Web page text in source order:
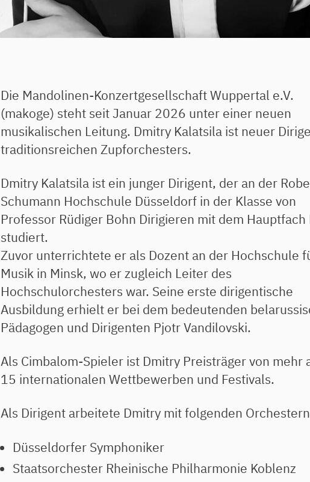
Die Mandolinen-Konzertgesellschaft Wuppertal e.V.
(makoge) steht seit Januar 2026 unter einer neuen
musikalischen Leitung. Dmitry Kalatsila ist neuer
traditionsreichen Zupforchesters.
Dmitry Kalatsila ist ein junger Dirigent, der an der
Schumann Hochschule Düsseldorf in der Klasse von
Professor Rüdiger Bohn Dirigieren mit dem Hauptfach
studiert.
Zuvor unterrichtete er als Dozent an der Hochschule
Musik in Minsk, wo er zugleich Leiter des
Hochschulorchesters war. Seine erste dirigentische
Ausbildung erhielt er bei dem bedeutenden
Pädagogen und Dirigenten Pjotr Vandilovski.
Als Cimbalom-Spieler ist Dmitry Preisträger von mehr
15 internationalen Wettbewerben und Festivals.
Als Dirigent arbeitete Dmitry mit folgenden
Düsseldorfer Symphoniker
Staatsorchester Rheinische Philharmonie Koblenz